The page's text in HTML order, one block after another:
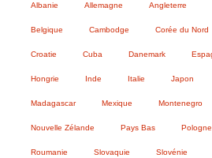
Albanie Allemagne Angleterre
Belgique Cambodge Corée du Nord
Croatie Cuba Danemark
Hongrie Inde Italie Japon
Madagascar Mexique Montenegro
Nouvelle Zélande Pays Bas Pologne
Roumanie Slovaquie Slovénie